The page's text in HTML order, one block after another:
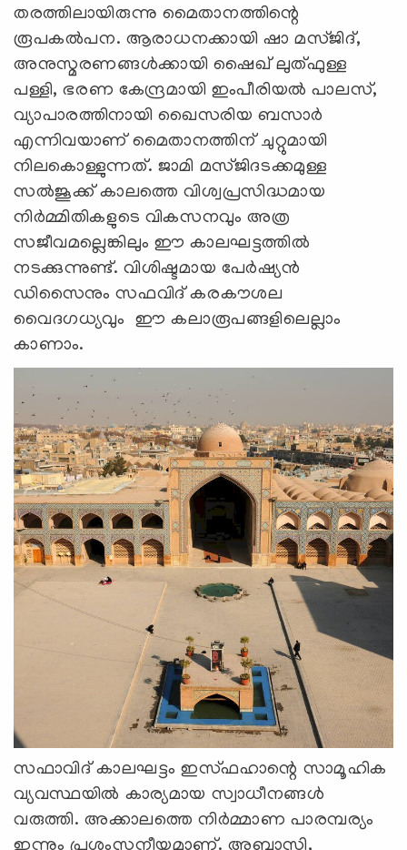
തരത്തിലായിരുന്നു മൈതാനത്തിന്റെ
രൂപകല്‍പന. ആരാധനക്കായി ഷാ മസ്ജിദ്,
അനുസ്മരണങ്ങള്‍ക്കായി ഷൈഖ് ലുത്ഫുള്ള
പള്ളി, ഭരണ കേന്ദ്രമായി ഇംപീരിയല്‍ പാലസ്,
വ്യാപാരത്തിനായി ഖൈസരിയ ബസാര്‍
എന്നിവയാണ് മൈതാനത്തിന് ചുറ്റുമായി
നിലകൊള്ളുന്നത്. ജാമി മസ്ജിദടക്കമുള്ള
സല്‍ജൂക്ക് കാലത്തെ വിശ്വപ്രസിദ്ധമായ
നിര്‍മ്മിതികളുടെ വികസനവും അത്ര
സജീവമല്ലെങ്കിലും ഈ കാലഘട്ടത്തില്‍
നടക്കുന്നുണ്ട്. വിശിഷ്ടമായ പേര്‍ഷ്യന്‍
ഡിസൈനും സഫവിദ് കരകൗശല
വൈദഗധ്യവും ഈ കലാരൂപങ്ങളിലെല്ലാം
കാണാം.
സഫാവിദ് കാലഘട്ടം ഇസ്ഫഹാന്റെ സാമൂഹിക
വ്യവസ്ഥയില്‍ കാര്യമായ സ്വാധീനങ്ങള്‍
വരുത്തി. അക്കാലത്തെ നിര്‍മ്മാണ പാരമ്പര്യം